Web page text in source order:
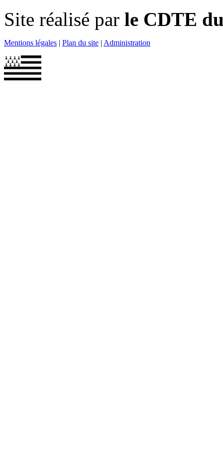
Site réalisé par le CDTE
Mentions légales | Plan du site | Administration